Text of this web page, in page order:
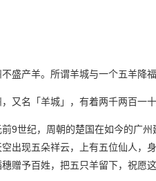
不盛产羊。所谓羊城与一个五羊降
，又名「羊城」，有着两千两百一
前9世纪，周朝的楚国在如今的广
出现五朵祥云，上有五位仙人，
赠予百姓，把五只羊留下，祝愿